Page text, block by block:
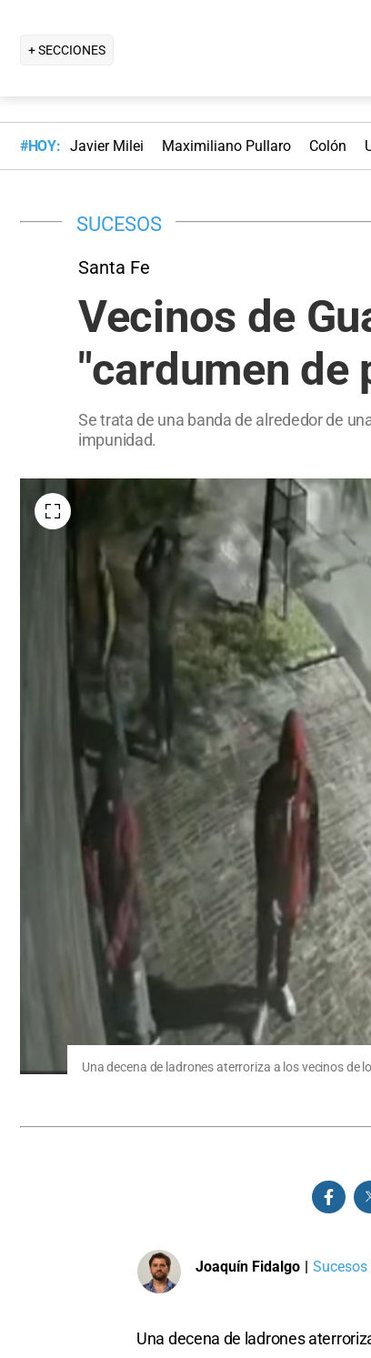
+ SECCIONES
#HOY: Javier Milei Maximiliano Pullaro Colón
SUCESOS
Santa Fe
Vecinos de
"cardumen de
Se trata de una banda de alrededor de
impunidad.
Una decena de ladrones aterroriza a los vecinos de
Joaquín Fidalgo | Sucesos
Una decena de ladrones